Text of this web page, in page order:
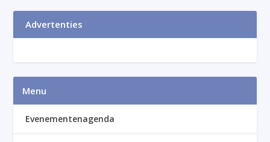
Advertenties
Menu
Evenementenagenda